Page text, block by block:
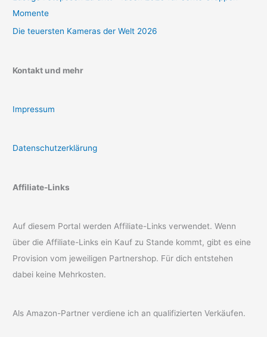
Momente
Die teuersten Kameras der Welt 2026
Kontakt und mehr
Impressum
Datenschutzerklärung
Affiliate-Links
Auf diesem Portal werden Affiliate-Links verwendet. Wenn
über die Affiliate-Links ein Kauf zu Stande kommt, gibt es eine
Provision vom jeweiligen Partnershop. Für dich entstehen
dabei keine Mehrkosten.
Als Amazon-Partner verdiene ich an qualifizierten Verkäufen.